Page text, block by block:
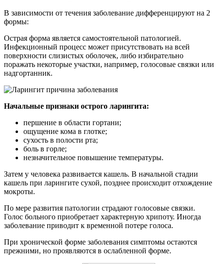
В зависимости от течения заболевание дифференцируют на 2
формы:
Острая форма является самостоятельной патологией.
Инфекционный процесс может присутствовать на всей
поверхности слизистых оболочек, либо избирательно
поражать некоторые участки, например, голосовые связки или
надгортанник.
Начальные признаки острого ларингита:
першение в области гортани;
ощущение кома в глотке;
сухость в полости рта;
боль в горле;
незначительное повышение температуры.
Затем у человека развивается кашель. В начальной стадии
кашель при ларингите сухой, позднее происходит отхождение
мокроты.
По мере развития патологии страдают голосовые связки.
Голос больного приобретает характерную хрипоту. Иногда
заболевание приводит к временной потере голоса.
При хронической форме заболевания симптомы остаются
прежними, но проявляются в ослабленной форме.